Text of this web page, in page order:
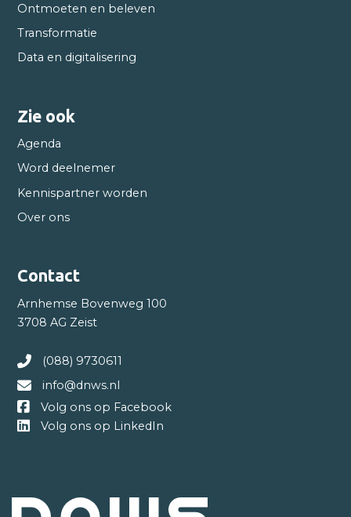
Ontmoeten en beleven
Transformatie
Data en digitalisering
Zie ook
Agenda
Word deelnemer
Kennispartner worden
Over ons
Contact
Arnhemse Bovenweg 100
3708 AG Zeist
(088) 9730611
info@dnws.nl
Volg ons op Facebook
Volg ons op LinkedIn